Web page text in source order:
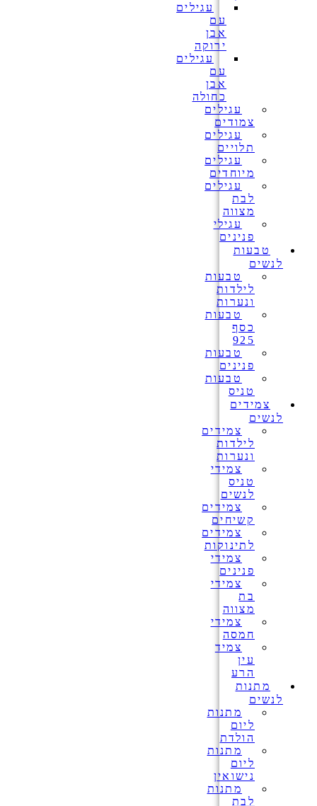
עגילים
עם
אבן
ירוקה
עגילים
עם
אבן
כחולה
עגילים
צמודים
עגילים
תלויים
עגילים
מיוחדים
עגילים
לבת
מצווה
עגילי
פנינים
טבעות
לנשים
טבעות
לילדות
ונערות
טבעות
כסף
925
טבעות
פנינים
טבעות
טניס
צמידים
לנשים
צמידים
לילדות
ונערות
צמידי
טניס
לנשים
צמידים
קשיחים
צמידים
לתינוקות
צמידי
פנינים
צמידי
בת
מצווה
צמידי
חמסה
צמיד
עין
הרע
מתנות
לנשים
מתנות
ליום
הולדת
מתנות
ליום
נישואין
מתנות
לבת